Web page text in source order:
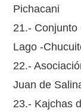
Pichacani
21.- Conjunto
Lago -
22.-
Juan de
23.- Kajchas